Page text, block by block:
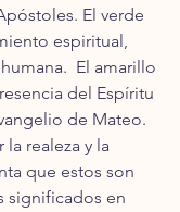
El verde
espiritual,
El amarillo
del Espíritu
de Mateo.
realeza y la
que estos son
significados en